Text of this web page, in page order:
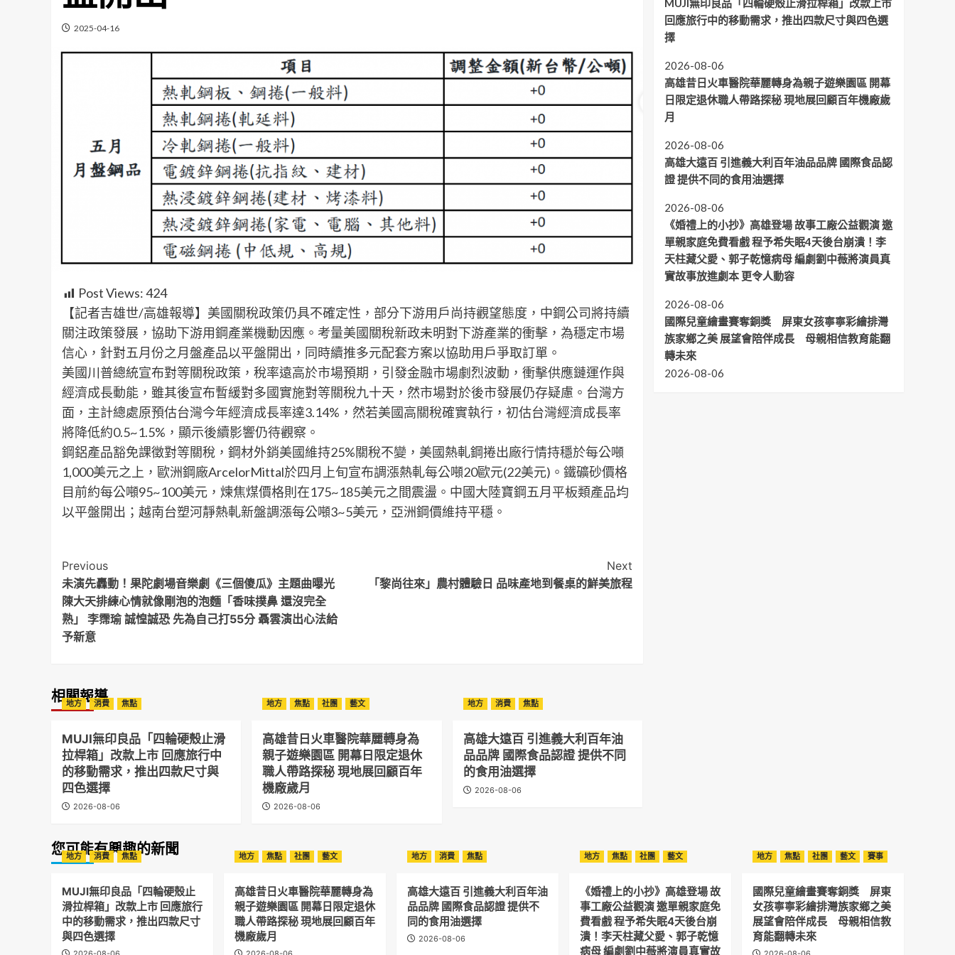
2025-04-16
Post Views:424
【記者吉雄世/高雄報導】美國關稅政策仍具不確定性，部分下游用戶尚持觀望態度，中鋼公司將持續
關注政策發展，協助下游用鋼產業機動因應。考量美國關稅新政未明對下游產業的衝擊，為穩定市場
信心，針對五月份之月盤產品以平盤開出，同時續推多元配套方案以協助用戶爭取訂單。
美國川普總統宣布對等關稅政策，稅率遠高於市場預期，引發金融市場劇烈波動，衝擊供應鏈運作與
經濟成長動能，雖其後宣布暫緩對多國實施對等關稅九十天，然市場對於後市發展仍存疑慮。台灣方
面，主計總處原預估台灣今年經濟成長率達3.14%，然若美國高關稅確實執行，初估台灣經濟成長率
將降低約0.5~1.5%，顯示後續影響仍待觀察。
鋼鋁產品豁免課徵對等關稅，鋼材外銷美國維持25%關稅不變，美國熱軋鋼捲出廠行情持穩於每公噸
1,000美元之上，歐洲鋼廠ArcelorMittal於四月上旬宣布調漲熱軋每公噸20歐元(22美元)。鐵礦砂價格
目前約每公噸95~100美元，煉焦煤價格則在175~185美元之間震盪。中國大陸寶鋼五月平板類產品均
以平盤開出；越南台塑河靜熱軋新盤調漲每公噸3~5美元，亞洲鋼價維持平穩。
Post
Navigation
Previous
未演先轟動！果陀劇場音樂劇《三個傻瓜》主題曲曝光
陳大天排練心情就像剛泡的泡麵「香味撲鼻 還沒完全
熟」 李霈瑜 誠惶誠恐 先為自己打55分 聶雲演出心法給
予新意
Next
「黎尚往來」農村體驗日 品味產地到餐桌的鮮美旅程
相關報導
地方 消費 焦點
MUJI無印良品「四輪硬殼止滑
拉桿箱」改款上市 回應旅行中
的移動需求，推出四款尺寸與
四色選擇
2026-08-06
地方 焦點 社團 藝文
高雄昔日火車醫院華麗轉身為
親子遊樂園區 開幕日限定退休
職人帶路探秘 現地展回顧百年
機廠歲月
2026-08-06
地方 消費 焦點
高雄大遠百 引進義大利百年油
品品牌 國際食品認證 提供不同
的食用油選擇
2026-08-06
MUJI無印良品「四輪硬殼止滑拉桿箱」改款上市
回應旅行中的移動需求，推出四款尺寸與四色選
擇
2026-08-06
高雄昔日火車醫院華麗轉身為親子遊樂園區 開幕
日限定退休職人帶路探秘 現地展回顧百年機廠歲
月
2026-08-06
高雄大遠百 引進義大利百年油品品牌 國際食品認
證 提供不同的食用油選擇
2026-08-06
《婚禮上的小抄》高雄登場 故事工廠公益觀演 邀
單親家庭免費看戲 程予希失眠4天後台崩潰！李
天柱藏父愛、郭子乾憶病母 編劇劉中薇將演員真
實故事放進劇本 更令人動容
2026-08-06
國際兒童繪畫賽奪銅獎 屏東女孩寧寧彩繪排灣
族家鄉之美 展望會陪伴成長 母親相信教育能翻
轉未來
2026-08-06
您可能有興趣的新聞
地方 消費 焦點
MUJI無印良品「四輪硬殼止
滑拉桿箱」改款上市 回應旅行
中的移動需求，推出四款尺寸
與四色選擇
地方 焦點 社團 藝文
高雄昔日火車醫院華麗轉身為
親子遊樂園區 開幕日限定退休
職人帶路探秘 現地展回顧百年
機廠歲月
地方 消費 焦點
高雄大遠百 引進義大利百年油
品品牌 國際食品認證 提供不
同的食用油選擇
2026-08-06
地方 焦點 社團 藝文
《婚禮上的小抄》高雄登場 故
事工廠公益觀演 邀單親家庭免
費看戲 程予希失眠4天後台崩
潰！李天柱藏父愛、郭子乾憶
病母 編劇劉中薇將演員真實故
地方 焦點 社團 藝文 賽事
國際兒童繪畫賽奪銅獎 屏東
女孩寧寧彩繪排灣族家鄉之美
展望會陪伴成長 母親相信教
育能翻轉未來